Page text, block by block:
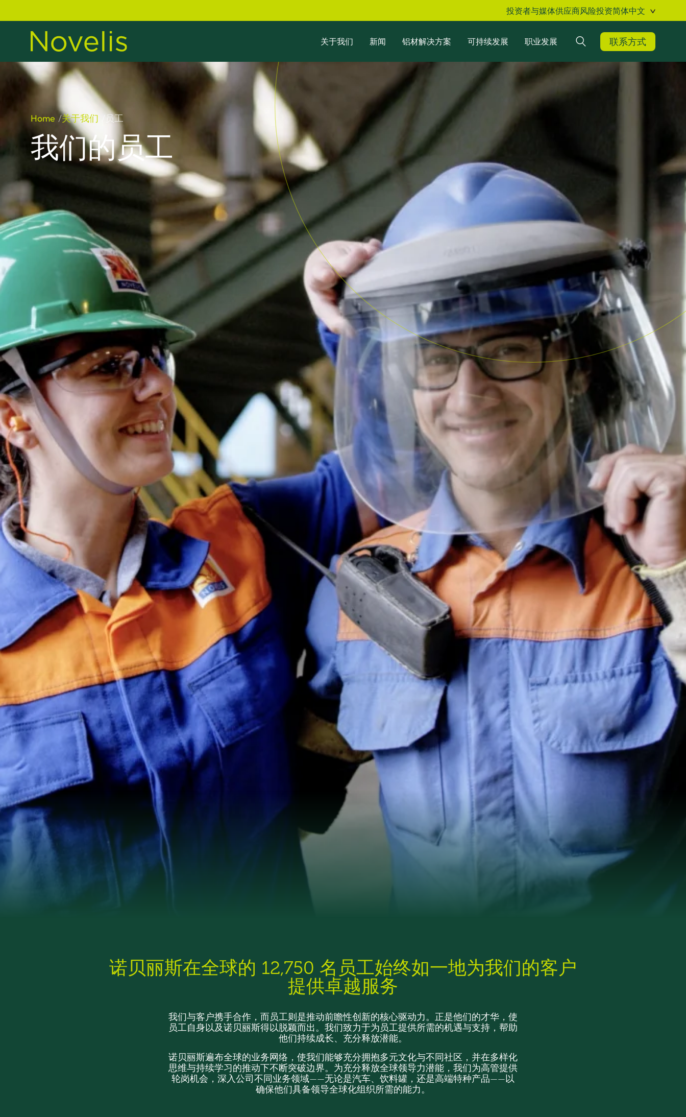
投资者与媒体供应商风险投资简体中文
关于我们 新闻 铝材解决方案 可持续发展 职业发展 搜索 联系方式
Home 关于我们 员工
我们的员工
诺贝丽斯在全球的 12,750 名员工始终如一地为我们的客户
提供卓越服务
我们与客户携手合作，而员工则是推动前瞻性创新的核心驱动力。正是他们的才华，使
员工自身以及诺贝丽斯得以脱颖而出。我们致力于为员工提供所需的机遇与支持，帮助
他们持续成长、充分释放潜能。
诺贝丽斯遍布全球的业务网络，使我们能够充分拥抱多元文化与不同社区，并在多样化
思维与持续学习的推动下不断突破边界。为充分释放全球领导力潜能，我们为高管提供
轮岗机会，深入公司不同业务领域——无论是汽车、饮料罐，还是高端特种产品——以
确保他们具备领导全球化组织所需的能力。